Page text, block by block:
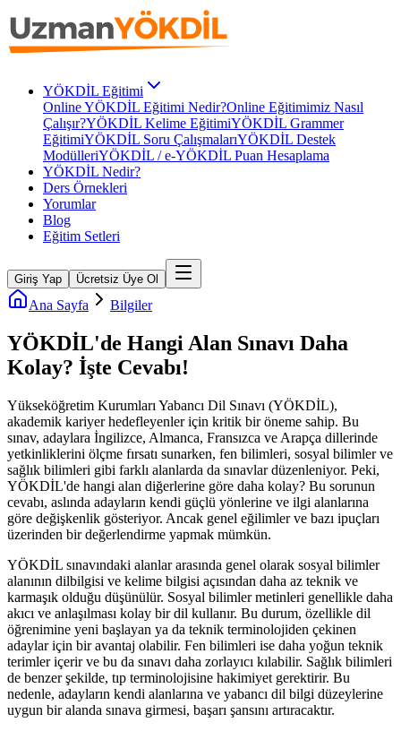
YÖKDİL Eğitimi
Online YÖKDİL Eğitimi Nedir?Online Eğitimimiz Nasıl
Çalışır?YÖKDİL Kelime EğitimiYÖKDİL Grammer
EğitimiYÖKDİL Soru ÇalışmalarıYÖKDİL Destek
ModülleriYÖKDİL / e-YÖKDİL Puan Hesaplama
YÖKDİL Nedir?
Ders Örnekleri
Yorumlar
Blog
Eğitim Setleri
Giriş Yap Ücretsiz Üye Ol
Ana Sayfa Bilgiler
YÖKDİL'de Hangi Alan Sınavı Daha
Kolay? İşte Cevabı!
Yükseköğretim Kurumları Yabancı Dil Sınavı (YÖKDİL),
akademik kariyer hedefleyenler için kritik bir öneme sahip. Bu
sınav, adaylara İngilizce, Almanca, Fransızca ve Arapça dillerinde
yetkinliklerini ölçme fırsatı sunarken, fen bilimleri, sosyal bilimler ve
sağlık bilimleri gibi farklı alanlarda da sınavlar düzenleniyor. Peki,
YÖKDİL'de hangi alan diğerlerine göre daha kolay? Bu sorunun
cevabı, aslında adayların kendi güçlü yönlerine ve ilgi alanlarına
göre değişkenlik gösteriyor. Ancak genel eğilimler ve bazı ipuçları
üzerinden bir değerlendirme yapmak mümkün.
YÖKDİL sınavındaki alanlar arasında genel olarak sosyal bilimler
alanının dilbilgisi ve kelime bilgisi açısından daha az teknik ve
karmaşık olduğu düşünülür. Sosyal bilimler metinleri genellikle daha
akıcı ve anlaşılması kolay bir dil kullanır. Bu durum, özellikle dil
öğrenimine yeni başlayan ya da teknik terminolojiden çekinen
adaylar için bir avantaj olabilir. Fen bilimleri ise daha yoğun teknik
terimler içerir ve bu da sınavı daha zorlayıcı kılabilir. Sağlık bilimleri
de benzer şekilde, tıp terminolojisine hakimiyet gerektirir. Bu
nedenle, adayların kendi alanlarına ve yabancı dil bilgi düzeylerine
uygun bir alanda sınava girmesi, başarı şansını artıracaktır.